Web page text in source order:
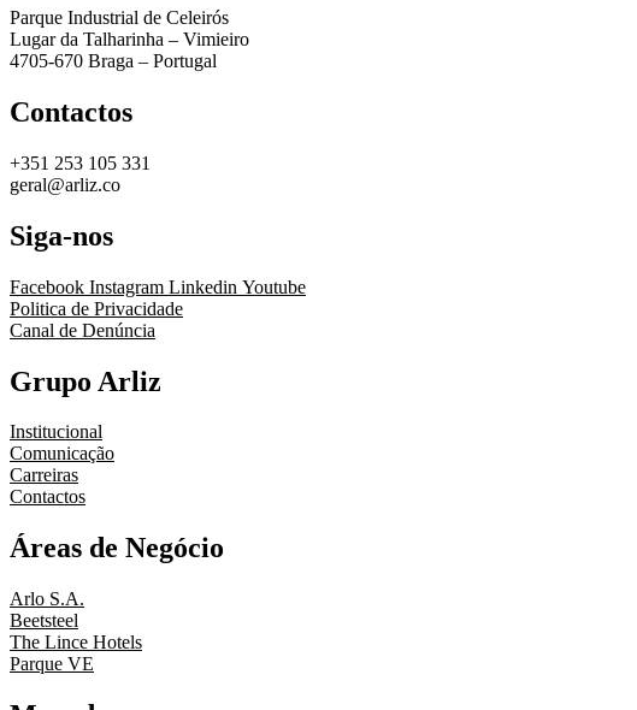
Parque Industrial de Celeirós
Lugar da Talharinha – Vimieiro
4705-670 Braga – Portugal
Contactos
+351 253 105 331
geral@arliz.co
Siga-nos
Facebook Instagram Linkedin Youtube
Politica de Privacidade
Canal de Denúncia
Grupo Arliz
Institucional
Comunicação
Carreiras
Contactos
Áreas de Negócio
Arlo S.A.
Beetsteel
The Lince Hotels
Parque VE